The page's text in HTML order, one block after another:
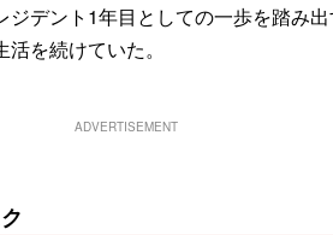
ジデント1年目としての一歩を踏み
を続けていた。
ADVERTISEMENT